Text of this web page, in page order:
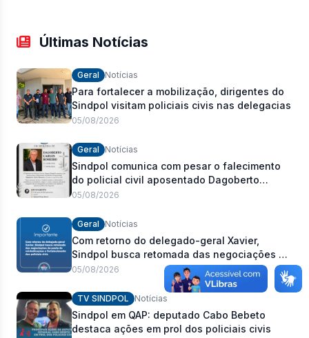
Últimas Notícias
Geral Notícias
Para fortalecer a mobilização, dirigentes do
Sindpol visitam policiais civis nas delegacias
05/08/2026
Geral Notícias
Sindpol comunica com pesar o falecimento
do policial civil aposentado Dagoberto
Carlos Romeiro
05/08/2026
Geral Notícias
Com retorno do delegado-geral Xavier,
Sindpol busca retomada das negociações da
pauta de reivindicações e fortalecimento dos
05/08/2026
TV SINDPOL Notícias
Sindpol em QAP: deputado Cabo Bebeto
destaca ações em prol dos policiais civis